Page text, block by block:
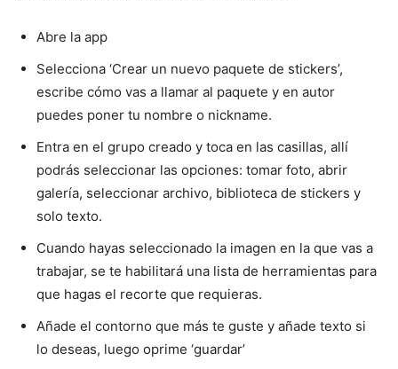
Abre la app
Selecciona ‘Crear un nuevo paquete de stickers’,
escribe cómo vas a llamar al paquete y en autor
puedes poner tu nombre o nickname.
Entra en el grupo creado y toca en las casillas, allí
podrás seleccionar las opciones: tomar foto, abrir
galería, seleccionar archivo, biblioteca de stickers y
solo texto.
Cuando hayas seleccionado la imagen en la que vas a
trabajar, se te habilitará una lista de herramientas para
que hagas el recorte que requieras.
Añade el contorno que más te guste y añade texto si
lo deseas, luego oprime ‘guardar’